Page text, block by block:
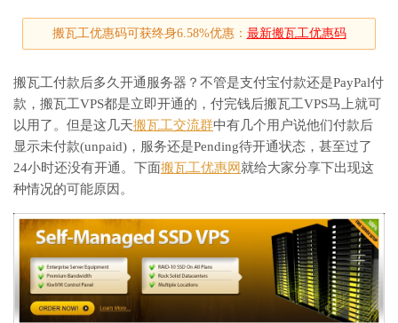
搬瓦工优惠码可获终身6.58%优惠： 最新搬瓦工优惠码
搬瓦工付款后多久开通服务器？不管是支付宝付款还是PayPal付
款，搬瓦工VPS都是立即开通的，付完钱后搬瓦工VPS马上就可
以用了。但是这几天搬瓦工交流群中有几个用户说他们付款后
显示未付款(unpaid)，服务还是Pending待开通状态，甚至过了
24小时还没有开通。下面搬瓦工优惠网 就给大家分享下出现这
种情况的可能原因。